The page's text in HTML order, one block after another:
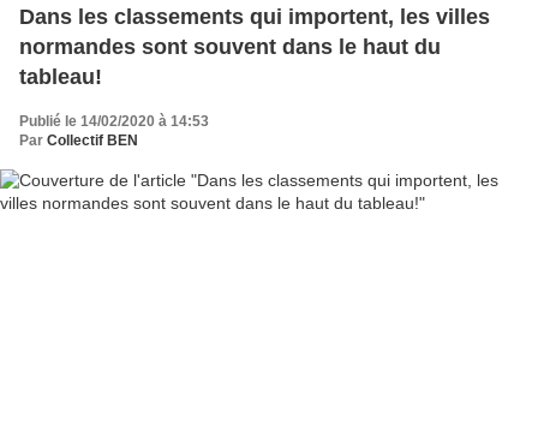
Dans les classements qui importent, les villes
normandes sont souvent dans le haut du
tableau!
Publié le 14/02/2020 à 14:53
Par Collectif BEN